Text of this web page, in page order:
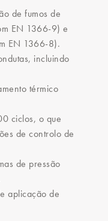
de fumos de
EN 1366-9) e
EN 1366-8).
incluindo
térmico
ciclos, o que
de controlo de
de pressão
aplicação de